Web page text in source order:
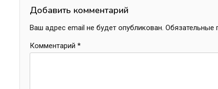
Добавить комментарий
Ваш адрес email не будет опубликован.
Комментарий *